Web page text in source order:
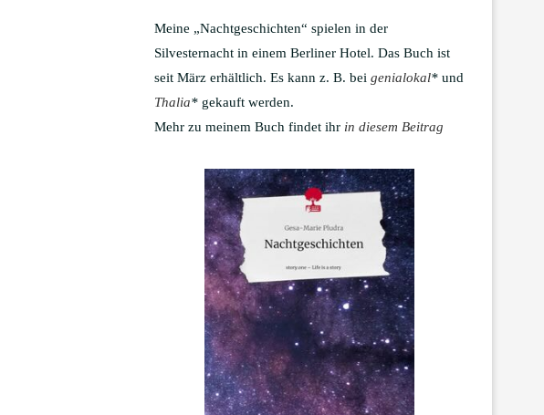
Meine „Nachtgeschichten“ spielen in der
Silvesternacht in einem Berliner Hotel. Das Buch ist
seit März erhältlich. Es kann z. B. bei genialokal* und
Thalia* gekauft werden.
Mehr zu meinem Buch findet ihr in diesem Beitrag